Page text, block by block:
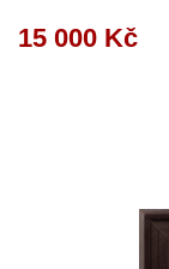
15 000 Kč